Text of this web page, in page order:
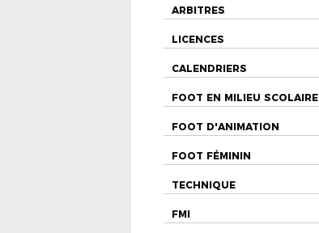
ARBITRES
LICENCES
CALENDRIERS
FOOT EN MILIEU SCOLAIRE
FOOT D'ANIMATION
FOOT FÉMININ
TECHNIQUE
FMI